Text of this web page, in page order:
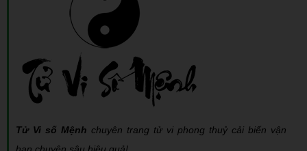
Tử Vi số Mệnh chuyên trang tử vi phong thuỷ cải biến vận
hạn chuyên sâu hiệu quả!